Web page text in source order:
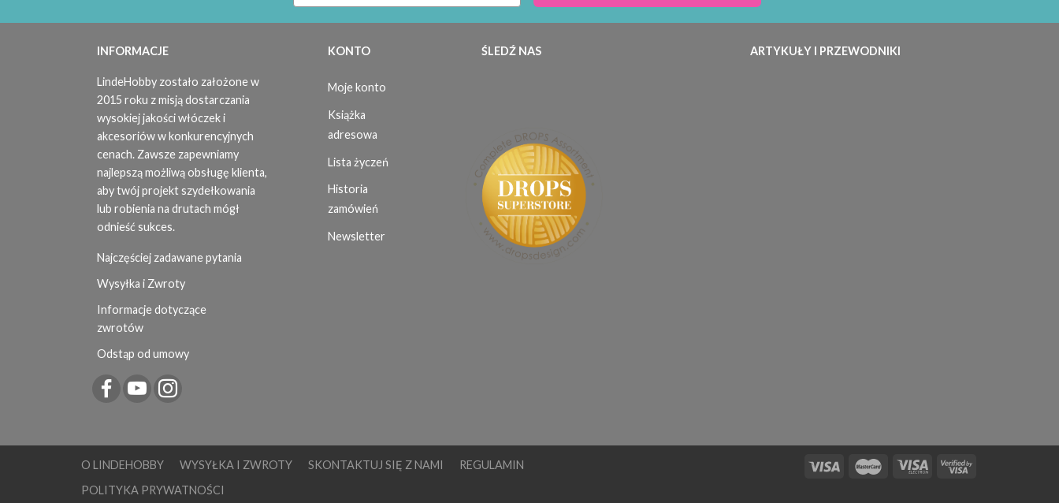
INFORMACJE
LindeHobby zostało założone w
2015 roku z misją dostarczania
wysokiej jakości włóczek i
akcesoriów w konkurencyjnych
cenach. Zawsze zapewniamy
najlepszą możliwą obsługę klienta,
aby twój projekt szydełkowania
lub robienia na drutach mógł
odnieść sukces.
Najczęściej zadawane pytania
Wysyłka i Zwroty
Informacje dotyczące
zwrotów
Odstąp od umowy
KONTO
Moje konto
Książka
adresowa
Lista życzeń
Historia
zamówień
Newsletter
ŚLEDŹ NAS ARTYKUŁY I PRZEWODNIKI
O LINDEHOBBY WYSYŁKA I ZWROTY SKONTAKTUJ SIĘ Z NAMI
REGULAMIN
POLITYKA PRYWATNOŚCI